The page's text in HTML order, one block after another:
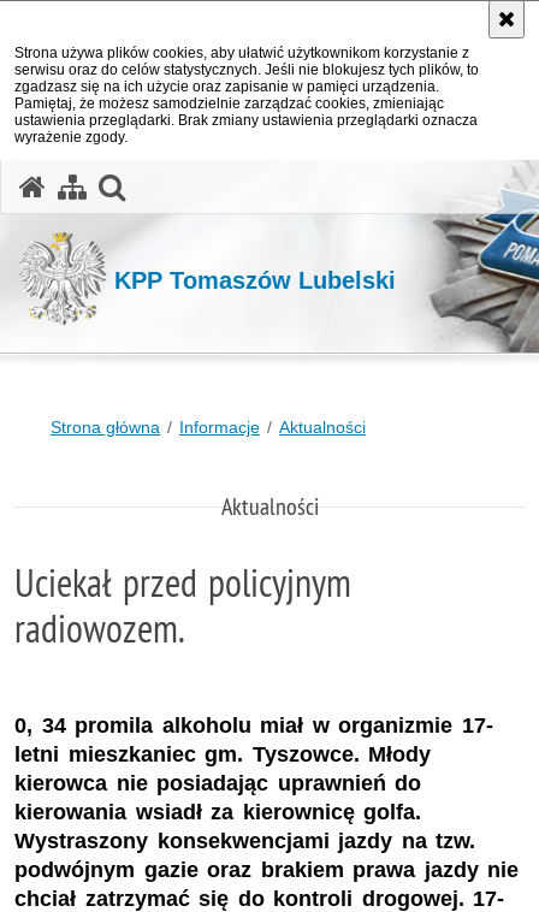
Strona używa plików cookies, aby ułatwić użytkownikom korzystanie z
serwisu oraz do celów statystycznych. Jeśli nie blokujesz tych plików, to
zgadzasz się na ich użycie oraz zapisanie w pamięci urządzenia.
Pamiętaj, że możesz samodzielnie zarządzać cookies, zmieniając
ustawienia przeglądarki. Brak zmiany ustawienia przeglądarki oznacza
wyrażenie zgody.
KPP Tomaszów Lubelski
Strona główna Informacje Aktualności
Aktualności
Uciekał przed policyjnym
radiowozem.
0, 34 promila alkoholu miał w organizmie 17-
letni mieszkaniec gm. Tyszowce. Młody
kierowca nie posiadając uprawnień do
kierowania wsiadł za kierownicę golfa.
Wystraszony konsekwencjami jazdy na tzw.
podwójnym gazie oraz brakiem prawa jazdy nie
chciał zatrzymać się do kontroli drogowej. 17-